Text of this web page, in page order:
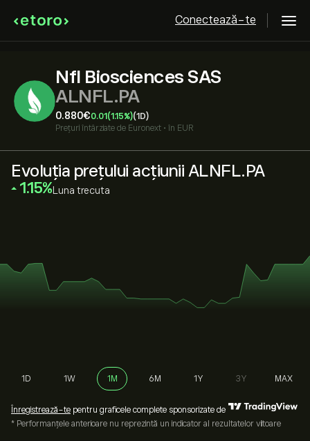
Conectează-te
Nfl Biosciences SAS
ALNFL.PA
0.880‎€‎0.01 (1.15%)(1D)
Prețuri întârziate de Euronext • în EUR
Evoluția prețului acțiunii ALNFL.PA
‎1.15‎ Luna trecuta
1D 1W 1M 6M 1Y 3Y MAX
Înregistrează-te pentru graficele complete sponsorizate de
* Performanțele anterioare nu reprezintă un indicator al rezultatelor viitoare